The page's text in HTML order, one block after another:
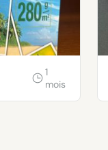
1
mois